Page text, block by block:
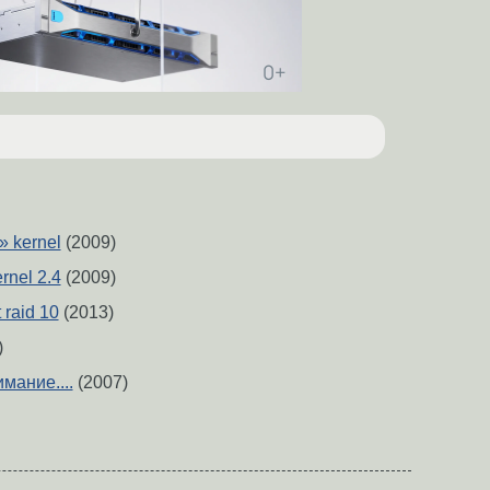
kernel (2009)
2.4(2009)
raid 10(2013)
(2007)